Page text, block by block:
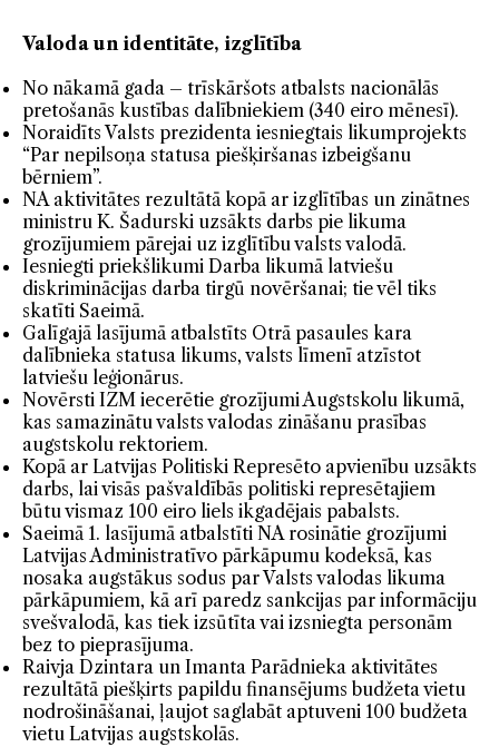
Valoda un identitāte, izglītība
No nākamā gada – trīskāršots atbalsts nacionālās
pretošanās kustības dalībniekiem (340 eiro mēnesī).
Noraidīts Valsts prezidenta iesniegtais likumprojekts
“Par nepilsoņa statusa piešķiršanas izbeigšanu
bērniem”.
NA aktivitātes rezultātā kopā ar izglītības un zinātnes
ministru K. Šadurski uzsākts darbs pie likuma
grozījumiem pārejai uz izglītību valsts valodā.
Iesniegti priekšlikumi Darba likumā latviešu
diskriminācijas darba tirgū novēršanai; tie vēl tiks
skatīti Saeimā.
Galīgajā lasījumā atbalstīts Otrā pasaules kara
dalībnieka statusa likums, valsts līmenī atzīstot
latviešu leģionārus.
Novērsti IZM iecerētie grozījumi Augstskolu likumā,
kas samazinātu valsts valodas zināšanu prasības
augstskolu rektoriem.
Kopā ar Latvijas Politiski Represēto apvienību uzsākts
darbs, lai visās pašvaldībās politiski represētajiem
būtu vismaz 100 eiro liels ikgadējais pabalsts.
Saeimā 1. lasījumā atbalstīti NA rosinātie grozījumi
Latvijas Administratīvo pārkāpumu kodeksā, kas
nosaka augstākus sodus par Valsts valodas likuma
pārkāpumiem, kā arī paredz sankcijas par informāciju
svešvalodā, kas tiek izsūtīta vai izsniegta personām
bez to pieprasījuma.
Raivja Dzintara un Imanta Parādnieka aktivitātes
rezultātā piešķirts papildu finansējums budžeta vietu
nodrošināšanai, ļaujot saglabāt aptuveni 100 budžeta
vietu Latvijas augstskolās.